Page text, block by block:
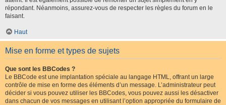
répondant. Néanmoins, assurez-vous de respecter les règles du forum en le
faisant.
Haut
Mise en forme et types de sujets
Que sont les BBCodes ?
Le BBCode est une implantation spéciale au langage HTML, offrant un large
contrôle de mise en forme des éléments d’un message. L’administrateur peut
décider si vous pouvez utiliser les BBCodes, vous pouvez aussi les désactiver
dans chacun de vos messages en utilisant l’option appropriée du formulaire de